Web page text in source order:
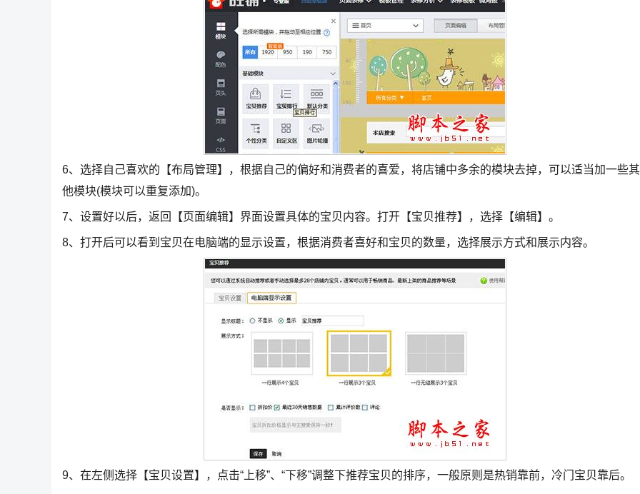
6、选择自己喜欢的【布局管理】，根据自己的偏好和消费者的喜爱，将店铺中多余的模块去掉，可以适当加一些其
他模块(模块可以重复添加)。
7、设置好以后，返回【页面编辑】界面设置具体的宝贝内容。打开【宝贝推荐】，选择【编辑】。
8、打开后可以看到宝贝在电脑端的显示设置，根据消费者喜好和宝贝的数量，选择展示方式和展示内容。
9、在左侧选择【宝贝设置】，点击“上移”、“下移”调整下推荐宝贝的排序，一般原则是热销靠前，冷门宝贝靠后。